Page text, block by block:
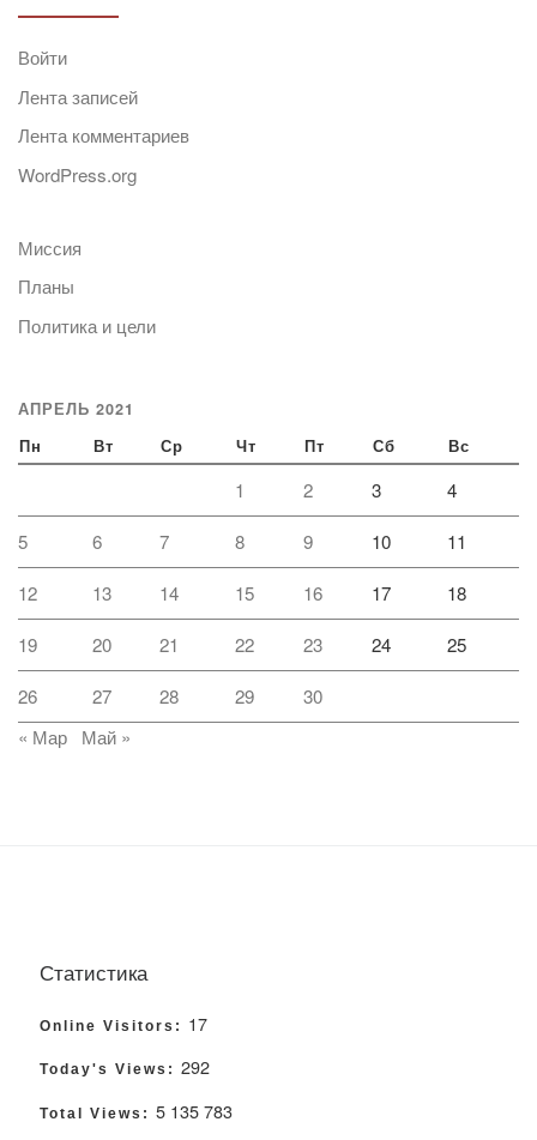
Войти
Лента записей
Лента комментариев
WordPress.org
Миссия
Планы
Политика и цели
АПРЕЛЬ 2021
Пн Вт Ср Чт Пт Сб Вс
1 2 3 4
5 6 7 8 9 10 11
12 13 14 15 16 17 18
19 20 21 22 23 24 25
26 27 28 29
30
« Мар
Май »
Статистика
Online Visitors: 17
Today's Views: 292
Total Views: 5 135 783